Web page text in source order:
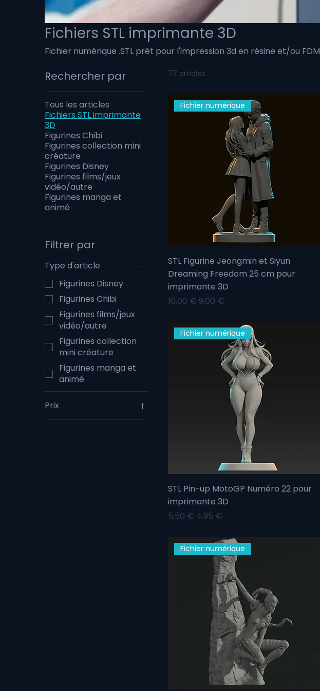
Fichiers STL imprimante 3D
Fichier numérique .STL prêt pour l'impression 3d en résine et/ou FDM
Rechercher par
Tous les articles
Fichiers STL imprimante
3D
Figurines Chibi
Figurines collection mini
créature
Figurines Disney
Figurines films/jeux
vidéo/autre
Figurines manga et
animé
Filtrer par
Type d'article
Figurines Disney
Figurines Chibi
Figurines films/jeux
vidéo/autre
Figurines collection
mini créature
Figurines manga et
animé
Prix
77 articles
Fichier numérique
STL Figurine Jeongmin et Siyun
Dreaming Freedom 25 cm pour
imprimante 3D
Prix original
10,00 € Prix promotionnel
9,00 €
Fichier numérique
STL Pin-up MotoGP Numéro 22 pour
imprimante 3D
Prix original
5,50 € Prix promotionnel
4,95 €
Fichier numérique